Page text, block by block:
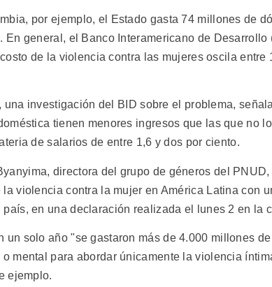
por ejemplo, el Estado gasta 74 millones de
En general, el Banco Interamericano de Desarrollo
de la violencia contra las mujeres oscila entre
investigación del BID sobre el problema,
tienen menores ingresos que las que no
de salarios de entre 1,6 y dos por ciento.
directora del grupo de géneros del
violencia contra la mujer en América Latina con
en una declaración realizada el lunes 2 en la
un solo año "se gastaron más de 4.000 millones
mental para abordar únicamente la violencia
ejemplo.